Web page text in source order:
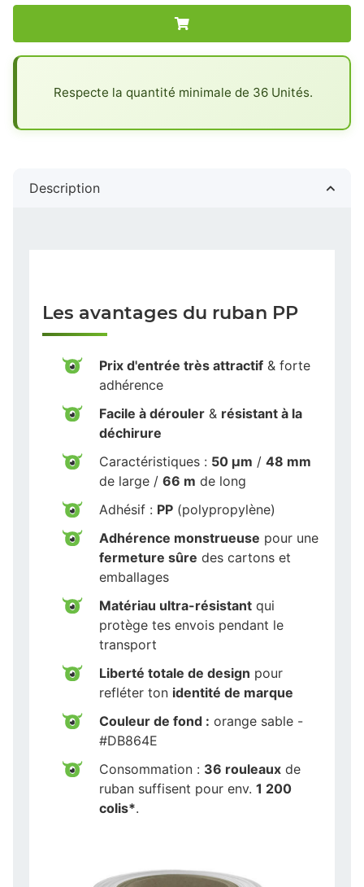
Respecte la quantité minimale de 36 Unités.
Description
Les avantages du ruban PP
Prix d'entrée très attractif & forte
adhérence
Facile à dérouler & résistant à la
déchirure
Caractéristiques : 50 µm / 48 mm
de large / 66 m de long
Adhésif : PP (polypropylène)
Adhérence monstrueuse pour une
fermeture sûre des cartons et
emballages
Matériau ultra-résistant qui
protège tes envois pendant le
transport
Liberté totale de design pour
refléter ton identité de marque
Couleur de fond : orange sable -
#DB864E
Consommation : 36 rouleaux de
ruban suffisent pour env. 1 200
colis*.